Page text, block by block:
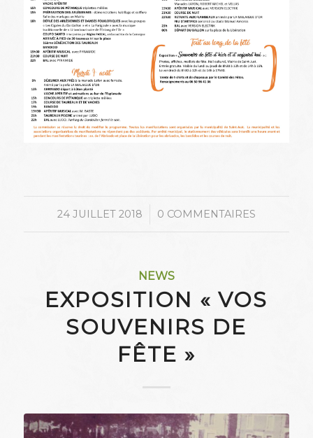
24 JUILLET 2018
/ 0 COMMENTAIRES
NEWS
EXPOSITION « VOS
SOUVENIRS DE
FÊTE »